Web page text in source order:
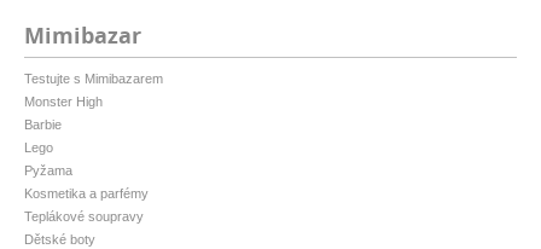
Mimibazar
Testujte s Mimibazarem
Monster High
Barbie
Lego
Pyžama
Kosmetika a parfémy
Teplákové soupravy
Dětské boty